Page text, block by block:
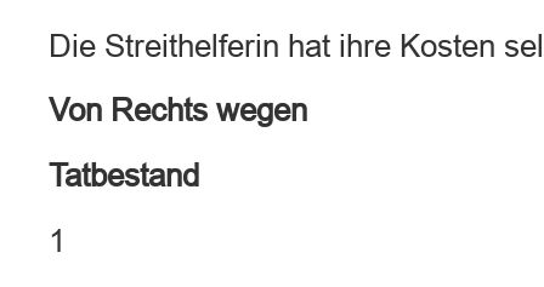
Die Streithelferin hat ihre Kosten
Von Rechts wegen
Tatbestand
1